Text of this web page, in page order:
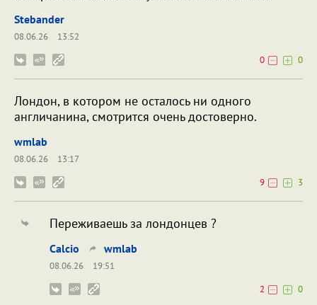
Stebander
08.06.26
13:52
0
0
Лондон, в котором не осталось ни одного
англичанина, смотрится очень достоверно.
wmlab
08.06.26
13:17
9
3
Переживаешь за лондонцев ?
Calcio wmlab
08.06.26
19:51
2
0